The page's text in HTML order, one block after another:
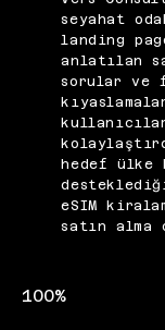
seyahat
landing
anlatılan
sorular ve
hedef ülke
eSIM
satın alma
100%